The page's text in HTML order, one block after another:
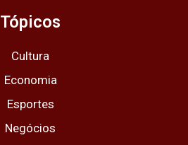
Tópicos
Cultura
Economia
Esportes
Negócios